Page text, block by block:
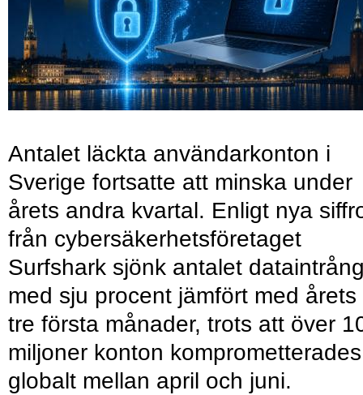
Antalet läckta användarkonton i
Sverige fortsatte att minska under
årets andra kvartal. Enligt nya
från cybersäkerhetsföretaget
Surfshark sjönk antalet
med sju procent jämfört med årets
tre första månader, trots att över
miljoner konton komprometterades
globalt mellan april och juni.